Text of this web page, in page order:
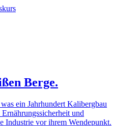
Berge.
ein Jahrhundert Kalibergbau
und
Industrie vor ihrem Wendepunkt.